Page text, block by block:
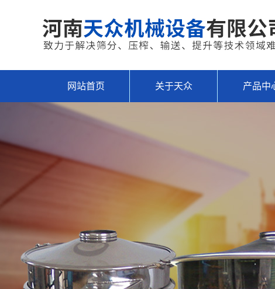
网站首页 关于天众 产品中